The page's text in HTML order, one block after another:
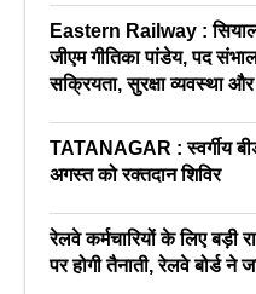
Eastern Railway :
जीएम गीतिका पांडेय, पद
सक्रियता, सुरक्षा व्यवस्था
TATANAGAR : स्वर्गीय
अगस्त को रक्तदान शिविर
रेलवे कर्मचारियों के लिए बड़ी
पर होगी तैनाती, रेलवे बोर्ड ने